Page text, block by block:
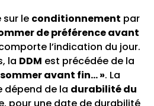
sur le conditionnement par
de préférence avant
l’indication du jour.
la DDM est précédée de la
avant fin... ». La
dépend de la durabilité du